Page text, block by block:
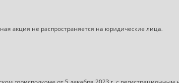
акция не распространяется на юридические лица.